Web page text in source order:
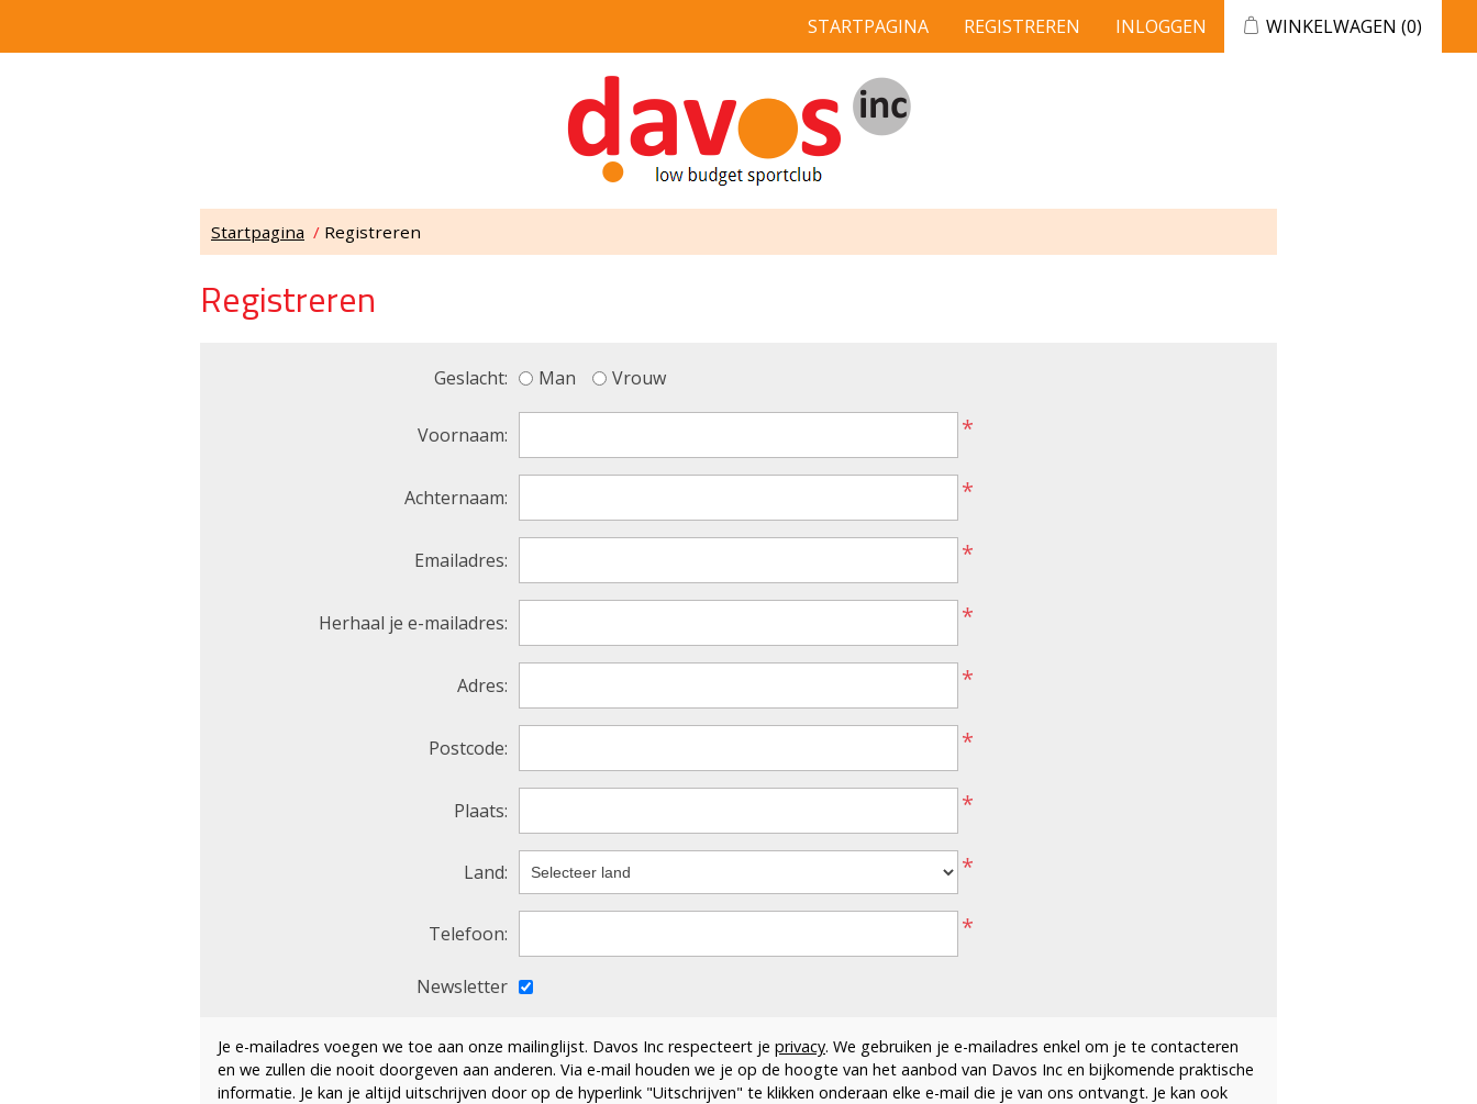
STARTPAGINA REGISTREREN INLOGGEN WINKELWAGEN (0)
Startpagina / Registreren
Registreren
Geslacht: Man Vrouw
Voornaam: *
Achternaam: *
Emailadres: *
Herhaal je e-mailadres: *
Adres: *
Postcode: *
Plaats: *
Land: *
Telefoon: *
Newsletter
Je e-mailadres voegen we toe aan onze mailinglijst. Davos Inc respecteert je privacy. We gebruiken je e-mailadres enkel om je te contacteren
en we zullen die nooit doorgeven aan anderen. Via e-mail houden we je op de hoogte van het aanbod van Davos Inc en bijkomende praktische
informatie. Je kan je altijd uitschrijven door op de hyperlink "Uitschrijven" te klikken onderaan elke e-mail die je van ons ontvangt. Je kan ook